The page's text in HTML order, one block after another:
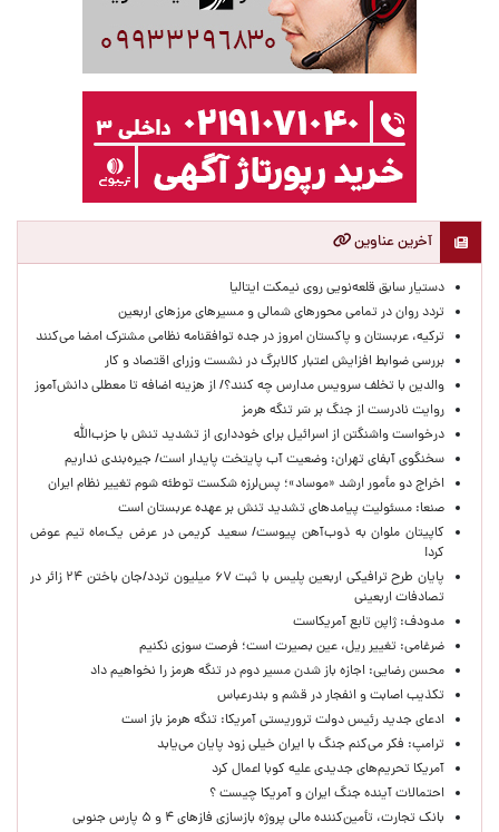
آخرین عناوین
دستیار سابق قلعه‌نویی روی نیمکت ایتالیا
تردد روان در تمامی محورهای شمالی و مسیرهای مرزهای اربعین
ترکیه، عربستان و پاکستان امروز در جده توافقنامه نظامی مشترک امضا می‌کنند
بررسی ضوابط افزایش اعتبار کالابرگ در نشست وزرای اقتصاد و کار
والدین با تخلف سرویس مدارس چه کنند؟/ از هزینه اضافه تا معطلی دانش‌آموز
روایت نادرست از جنگ بر سَر تنگه هرمز
درخواست واشنگتن از اسرائیل برای خودداری از تشدید تنش با حزب‌الله
سخنگوی آبفای تهران: وضعیت آب پایتخت پایدار است/ جیره‌بندی نداریم
اخراج دو مأمور ارشد «موساد»؛ پس‌لرزه شکست توطئه شوم تغییر نظام ایران
صنعا: مسئولیت پیامدهای تشدید تنش بر عهده عربستان است
کاپیتان ملوان به ذوب‌آهن پیوست/ سعید کریمی در عرض یک‌ماه تیم عوض
کرد!
پایان طرح ترافیکی اربعین پلیس با ثبت ۶۷ میلیون تردد/جان باختن ۲۴ زائر در
تصادفات اربعینی
مدودف: ژاپن تابع آمریکاست
ضرغامی: تغییر ریل، عین بصیرت است؛ فرصت سوزی نکنیم
محسن رضایی: اجازه باز شدن مسیر دوم در تنگه هرمز را نخواهیم داد
تکذیب اصابت و انفجار در قشم و بندرعباس
ادعای جدید رئیس دولت تروریستی آمریکا: تنگه هرمز باز است
ترامپ: فکر می‌کنم جنگ با ایران خیلی زود پایان می‌یابد
آمریکا تحریم‌های جدیدی علیه کوبا اعمال کرد
احتمالات آینده جنگ ایران و آمریکا چیست ؟
بانک تجارت، تأمین‌کننده مالی پروژه بازسازی فازهای ۴ و ۵ پارس جنوبی